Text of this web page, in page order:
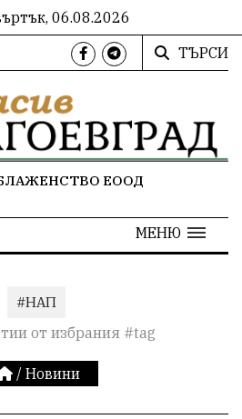
06.08.2026
ТЪРСИ
БЛАЖЕНСТВО ЕООД
МЕНЮ
#НАП
от избрания #tag
/ Новини